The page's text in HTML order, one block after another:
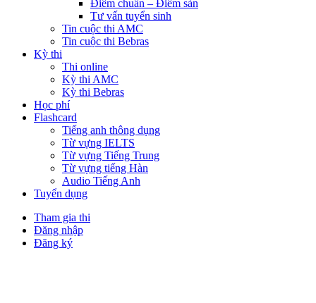
Điểm chuẩn – Điểm sàn
Tư vấn tuyển sinh
Tin cuộc thi AMC
Tin cuộc thi Bebras
Kỳ thi
Thi online
Kỳ thi AMC
Kỳ thi Bebras
Học phí
Flashcard
Tiếng anh thông dụng
Từ vựng IELTS
Từ vựng Tiếng Trung
Từ vựng tiếng Hàn
Audio Tiếng Anh
Tuyển dụng
Tham gia thi
Đăng nhập
Đăng ký